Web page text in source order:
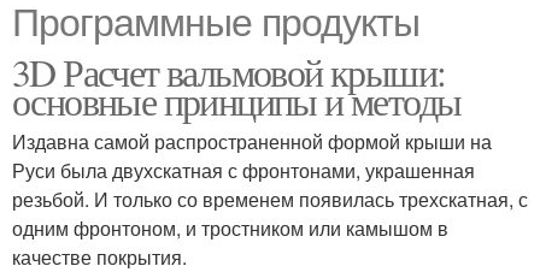
Программные продукты
3D Расчет вальмовой крыши:
основные принципы и методы
Издавна самой распространенной формой крыши на
Руси была двухскатная с фронтонами, украшенная
резьбой. И только со временем появилась трехскатная, с
одним фронтоном, и тростником или камышом в
качестве покрытия.